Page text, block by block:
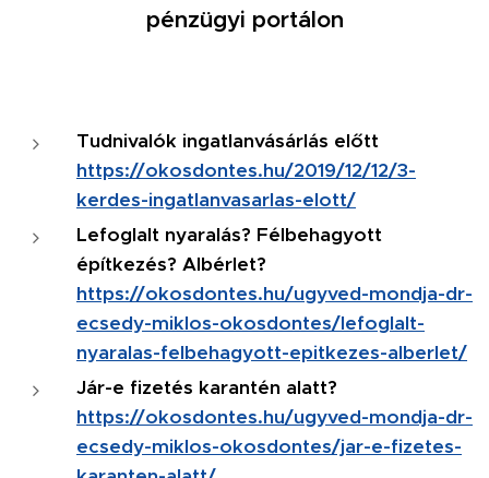
pénzügyi portálon
Tudnivalók ingatlanvásárlás előtt
https://okosdontes.hu/2019/12/12/3-
kerdes-ingatlanvasarlas-elott/
Lefoglalt nyaralás? Félbehagyott
építkezés? Albérlet?
https://okosdontes.hu/ugyved-mondja-dr-
ecsedy-miklos-okosdontes/lefoglalt-
nyaralas-felbehagyott-epitkezes-alberlet/
Jár-e fizetés karantén alatt?
https://okosdontes.hu/ugyved-mondja-dr-
ecsedy-miklos-okosdontes/jar-e-fizetes-